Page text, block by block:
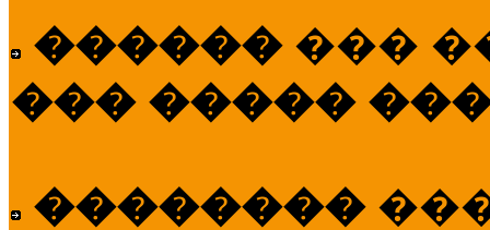
������ ���
��� �����
��������